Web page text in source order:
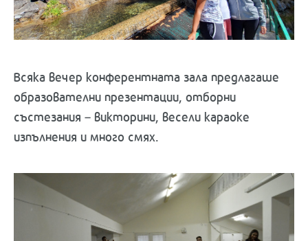
Всяка вечер конферентната зала предлагаше
образователни презентации, отборни
състезания – викторини, весели караоке
изпълнения и много смях.